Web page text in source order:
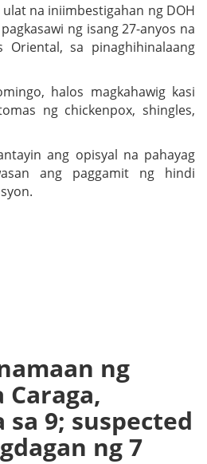
na iniimbestigahan ng DOH
ng isang 27-anyos na
Oriental, sa pinaghihinalaang
halos magkahawig kasi
ng chickenpox, shingles,
ang opisyal na pahayag
ang paggamit ng hindi
ng
Caraga,
9; suspected
ng 7